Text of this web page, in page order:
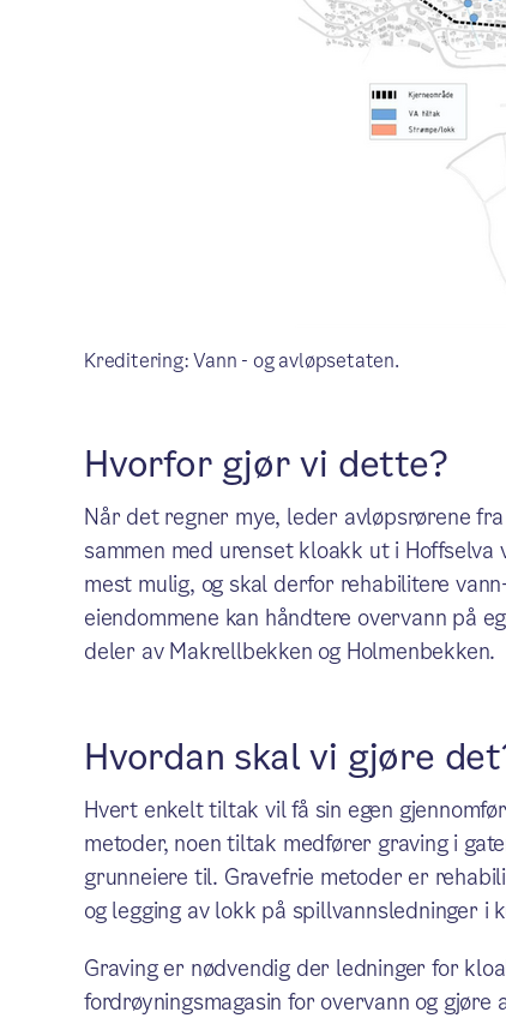
Kreditering: Vann - og avløpsetaten.
Hvorfor gjør vi dette?
Når det regner mye, leder avløpsrørene
sammen med urenset kloakk ut i
mest mulig, og skal derfor rehabilitere
eiendommene kan håndtere overvann på
deler av Makrellbekken og Holmenbekken.
Hvordan skal vi gjøre
Hvert enkelt tiltak vil få sin egen
metoder, noen tiltak medfører graving i
grunneiere til. Gravefrie metoder er
og legging av lokk på spillvannsledninger i
Graving er nødvendig der ledninger for
fordrøyningsmagasin for overvann og